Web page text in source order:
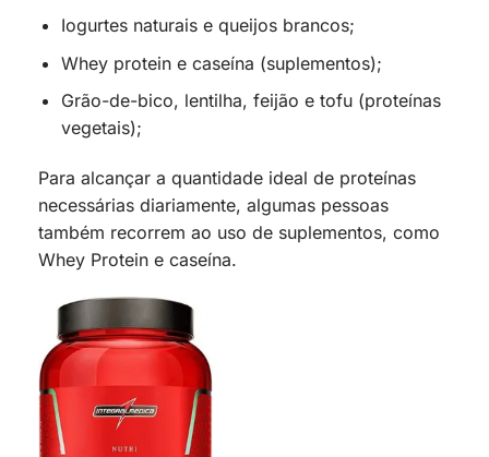
Iogurtes naturais e queijos brancos;
Whey protein e caseína (suplementos);
Grão-de-bico, lentilha, feijão e tofu (proteínas
vegetais);
Para alcançar a quantidade ideal de proteínas
necessárias diariamente, algumas pessoas
também recorrem ao uso de suplementos, como
Whey Protein e caseína.